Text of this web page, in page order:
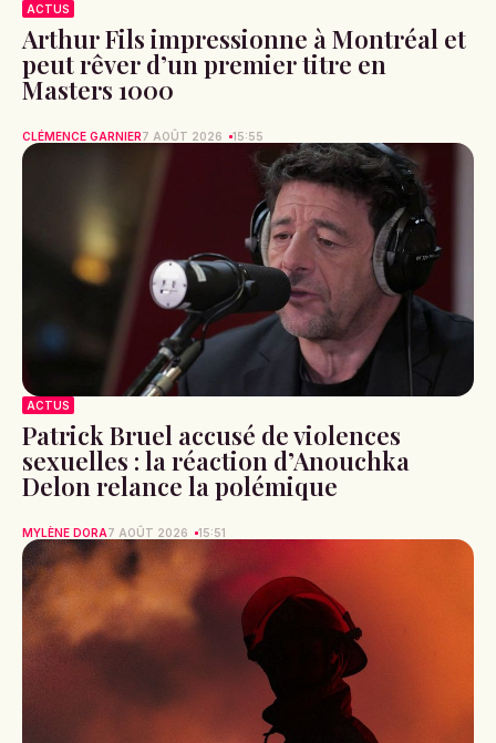
ACTUS
Arthur Fils impressionne à Montréal et
peut rêver d’un premier titre en
Masters 1000
CLÉMENCE GARNIER7 AOÛT 2026 15:55
ACTUS
Patrick Bruel accusé de violences
sexuelles : la réaction d’Anouchka
Delon relance la polémique
MYLÈNE DORA7 AOÛT 2026 15:51